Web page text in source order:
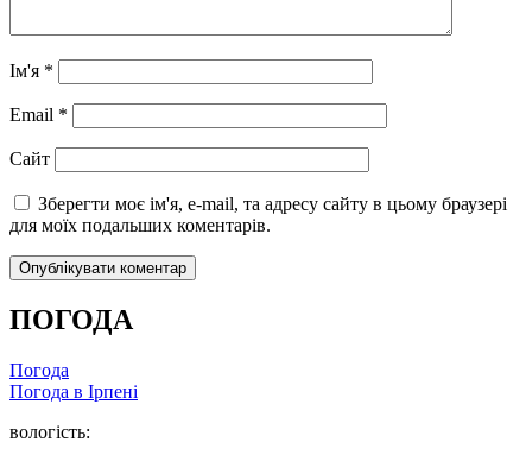
Ім'я *
Email *
Сайт
Зберегти моє ім'я, e-mail, та адресу сайту в цьому браузері
для моїх подальших коментарів.
ПОГОДА
Погода
Погода в Ірпені
вологість: